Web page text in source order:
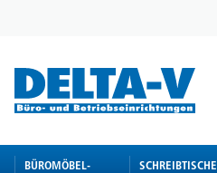
BÜROMÖBEL-
SCHREIBTISCHE